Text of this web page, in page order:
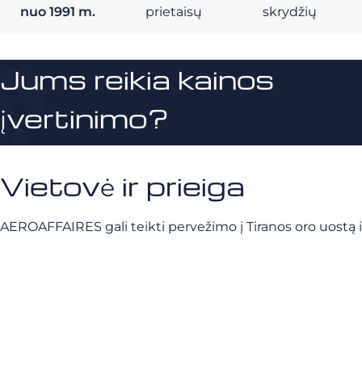
nuo 1991 m.
prietaisų
skrydžių
Jums reikia kainos
įvertinimo?
Vietovė ir prieiga
AEROAFFAIRES gali teikti pervežimo į Tiranos oro uostą